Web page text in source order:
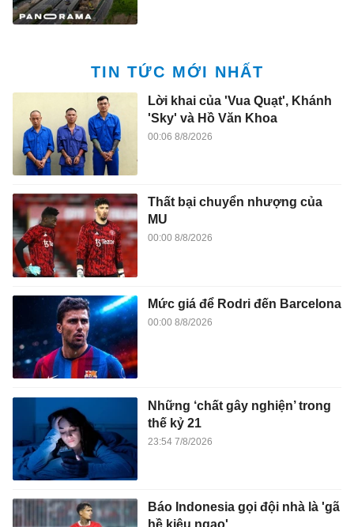
TIN TỨC MỚI NHẤT
Lời khai của 'Vua Quạt', Khánh
'Sky' và Hồ Văn Khoa
00:06 8/8/2026
Thất bại chuyển nhượng của
MU
00:00 8/8/2026
Mức giá để Rodri đến Barcelona
00:00 8/8/2026
Những ‘chất gây nghiện’ trong
thế kỷ 21
23:54 7/8/2026
Báo Indonesia gọi đội nhà là 'gã